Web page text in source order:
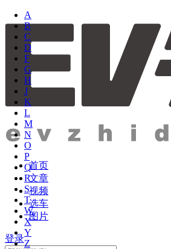
首页
文章
视频
选车
图片
登录
A
B
C
D
F
G
H
J
K
L
M
N
O
P
Q
R
S
T
W
X
Y
Z